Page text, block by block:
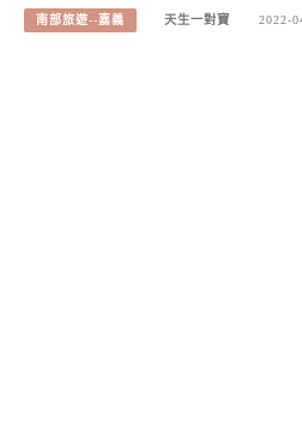
南部旅遊--嘉義 天生一對寶 2022-